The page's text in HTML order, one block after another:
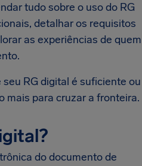
tudo sobre o uso do RG
detalhar os requisitos
as experiências de quem
RG digital é suficiente ou
mais para cruzar a fronteira.
do documento de